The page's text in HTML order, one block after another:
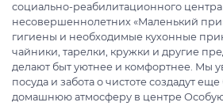
социально-реабилитационного центра
несовершеннолетних «Маленький
гигиены и необходимые кухонные
чайники, тарелки, кружки и другие
делают быт уютнее и комфортнее. Мы
посуда и забота о чистоте создадут
домашнюю атмосферу в центре Особую